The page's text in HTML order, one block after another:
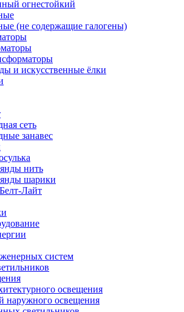
огнестойкий
(не содержащие галогены)
и искусственные ёлки
сеть
занавес
нить
шарики
Лайт
систем
освещения
наружного освещения